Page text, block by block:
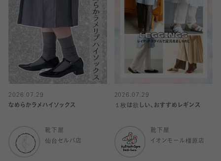
2026.07.29
なめらかラメハイソックス
靴下屋
仙台セルバ店
2026.07.29
１枚は欲しい、おすすめレギンス
靴下屋
イオンモール橿原店